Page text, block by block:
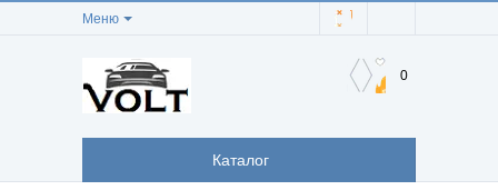
Меню
0
Каталог